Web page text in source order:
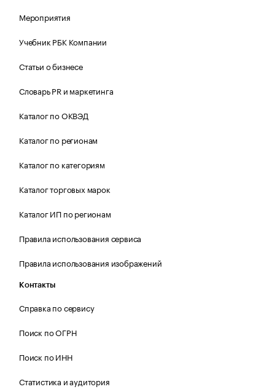
Мероприятия
Учебник РБК Компании
Статьи о бизнесе
Словарь PR и маркетинга
Каталог по ОКВЭД
Каталог по регионам
Каталог по категориям
Каталог торговых марок
Каталог ИП по регионам
Правила использования сервиса
Правила использования изображений
Контакты
Справка по сервису
Поиск по ОГРН
Поиск по ИНН
Статистика и аудитория